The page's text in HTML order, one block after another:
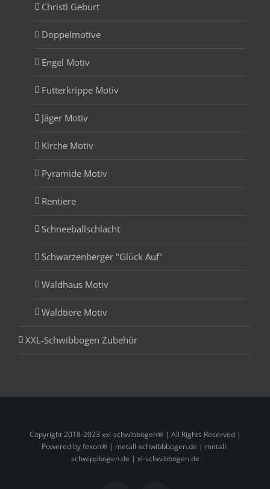
Christi Geburt
Doppelmotive
Engel Motiv
Futterkrippe Motiv
Jäger Motiv
Kirche Motiv
Pyramide Motiv
Rentiere
Schneeballschlacht
Schwarzenberger "Glück Auf"
Waldhaus Motiv
Waldtiere Motiv
XXL-Schwibbogen Zubehör
Copyright 2018-2023 xxl-schwibbogen® | All Rights Reserved |
Powered by fexon® | metall-schwibbbogen.de | metall-
schwippbogen.de | xl-schwibbogen.de